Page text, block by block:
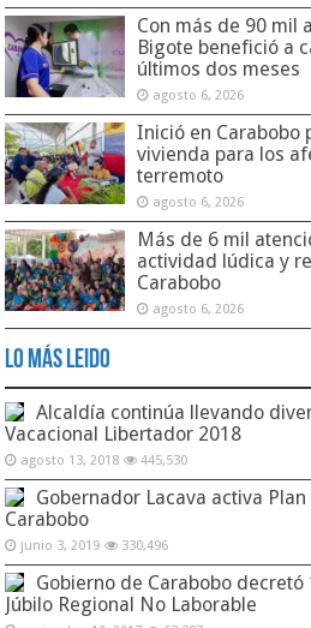
Con más de 90 mil
Bigote benefició a
últimos dos meses
agosto 6, 2026
Inició en Carabobo
vivienda para los
terremoto
agosto 6, 2026
Más de 6 mil
actividad lúdica y
Carabobo
agosto 6, 2026
Lo Más Leido
Alcaldía continúa llevando
Vacacional Libertador 2018
agosto 13, 2018 445,530
Gobernador Lacava activa
Carabobo
junio 3, 2019 330,496
Gobierno de Carabobo
Júbilo Regional No Laborable